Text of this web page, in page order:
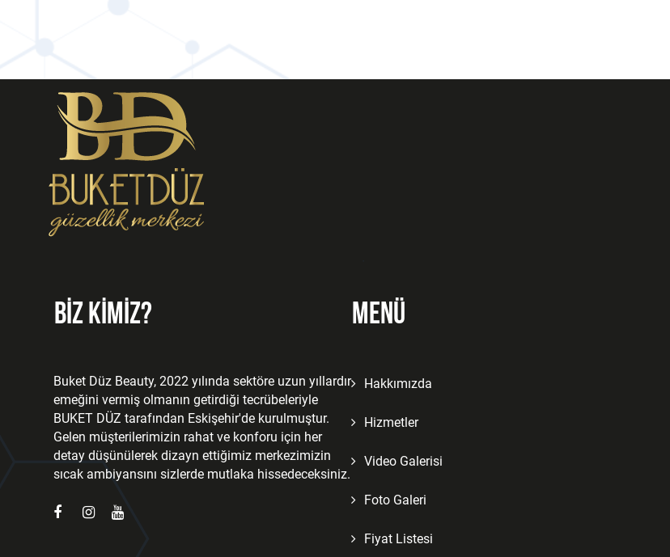
BİZ KİMİZ?
Buket Düz Beauty, 2022 yılında sektöre uzun yıllardır
emeğini vermiş olmanın getirdiği tecrübeleriyle
BUKET DÜZ tarafından Eskişehir'de kurulmuştur.
Gelen müşterilerimizin rahat ve konforu için her
detay düşünülerek dizayn ettiğimiz merkezimizin
sıcak ambiyansını sizlerde mutlaka hissedeceksiniz.
Menü
Hakkımızda
Hizmetler
Video Galerisi
Foto Galeri
Fiyat Listesi